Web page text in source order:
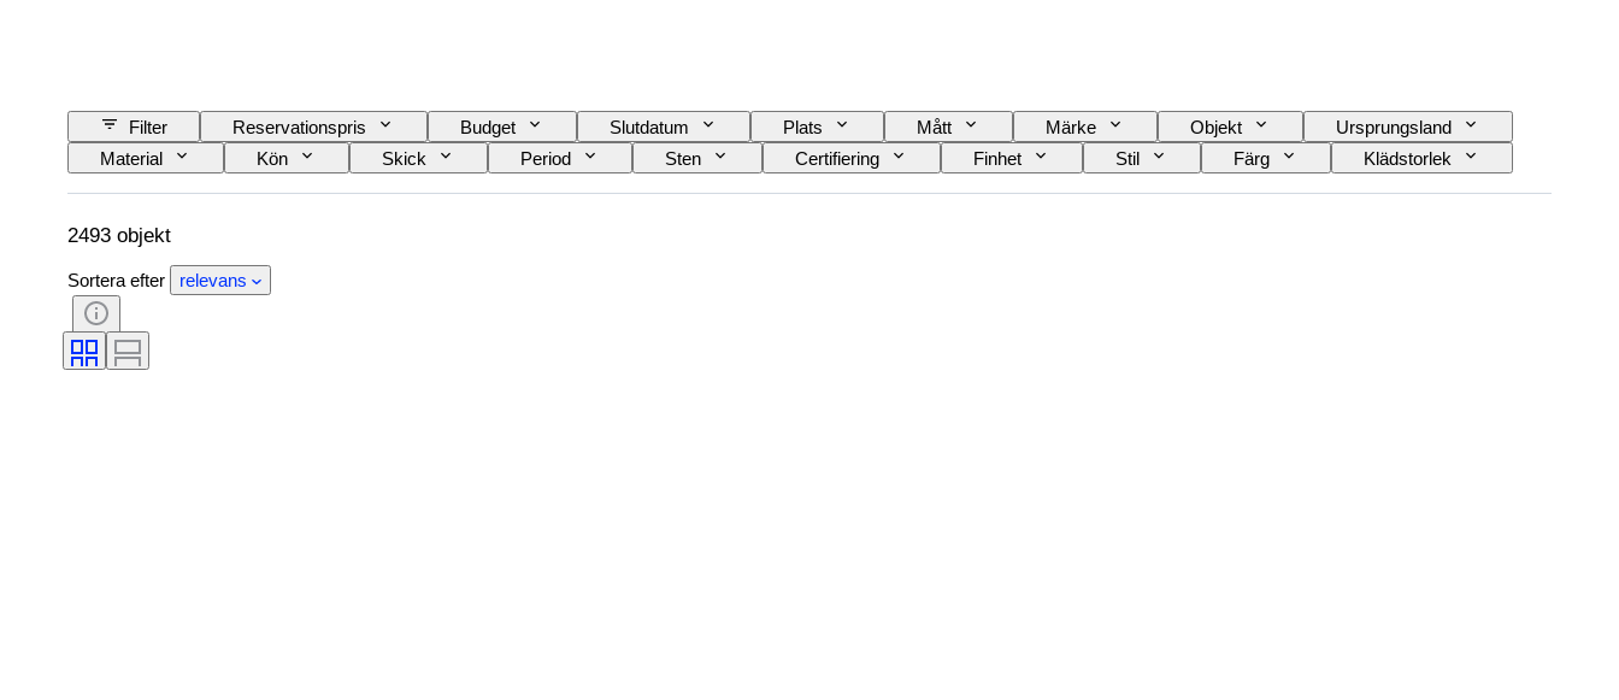
Filter Reservationspris Budget Slutdatum Plats Mått Märke Objekt
Ursprungsland
Material
Kön Skick Period Sten Certifiering Finhet Stil Färg
Klädstorlek
Slipning
Produktstorlek Mönster Tillbehör ingår Diamanttyp Size Era Skapare Modell
2493 objekt
Sortera efter relevans